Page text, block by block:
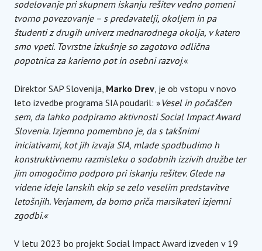
sodelovanje pri skupnem iskanju rešitev vedno pomeni
tvorno povezovanje – s predavatelji, okoljem in pa
študenti z drugih univerz mednarodnega okolja, v katero
smo vpeti. Tovrstne izkušnje so zagotovo odlična
popotnica za karierno pot in osebni razvoj.«
Direktor SAP Slovenija, Marko Drev, je ob vstopu v novo
leto izvedbe programa SIA poudaril: »Vesel in počaščen
sem, da lahko podpiramo aktivnosti Social Impact Award
Slovenia. Izjemno pomembno je, da s takšnimi
iniciativami, kot jih izvaja SIA, mlade spodbudimo h
konstruktivnemu razmisleku o sodobnih izzivih družbe ter
jim omogočimo podporo pri iskanju rešitev. Glede na
videne ideje lanskih ekip se zelo veselim predstavitve
letošnjih. Verjamem, da bomo priča marsikateri izjemni
zgodbi.«
V letu 2023 bo projekt Social Impact Award izveden v 19